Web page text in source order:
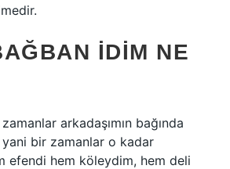
IDIM NE
arkadaşımın bağında
yani bir zamanlar o kadar
efendi hem köleydim, hem deli